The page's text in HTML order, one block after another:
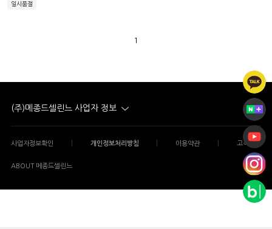
일시품절
1
(주)메종드셀린느 사업자 정보
사업자정보확인 개인정보처리방침 이용약관 고객센터
ABOUT 메종드셀린느